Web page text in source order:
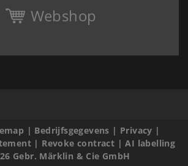
Webshop
| Bedrijfsgegevens | Privacy |
| Revoke contract |AI labelling
Gebr. Märklin & Cie GmbH